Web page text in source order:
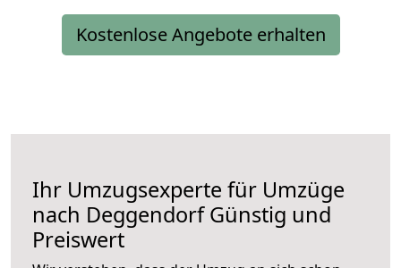
Kostenlose Angebote erhalten
Ihr Umzugsexperte für Umzüge
nach DeggendorfGünstig und
Preiswert